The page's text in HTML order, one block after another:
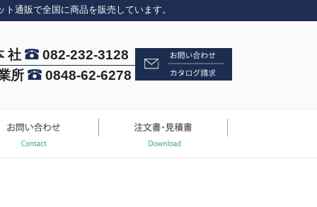
通販で全国に商品を販売しています。
社
082-232-3128
所
0848-62-6278